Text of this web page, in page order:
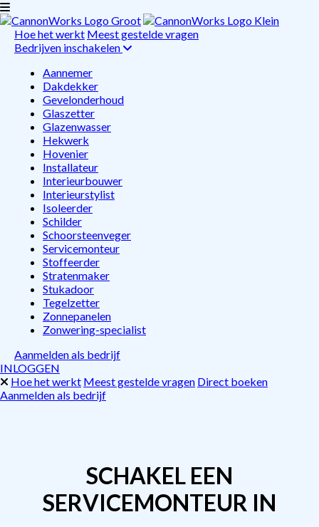
Hoe het werkt Meest gestelde vragen
Bedrijven inschakelen
Aannemer
Dakdekker
Gevelonderhoud
Glaszetter
Glazenwasser
Hekwerk
Hovenier
Installateur
Interieurbouwer
Interieurstylist
Isoleerder
Schilder
Schoorsteenveger
Servicemonteur
Stoffeerder
Stratenmaker
Stukadoor
Tegelzetter
Zonnepanelen
Zonwering-specialist
Aanmelden als bedrijf
INLOGGEN
Hoe het werkt Meest gestelde vragen Direct boeken
Aanmelden als bedrijf
SCHAKEL EEN
SERVICEMONTEUR IN